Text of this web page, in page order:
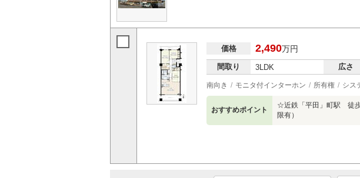
価格 2,490万円
間取り 3LDK 広さ
南向き モニタ付インターホン 所有権 シス
おすすめポイント
☆近鉄「平田」町駅 徒
限有）